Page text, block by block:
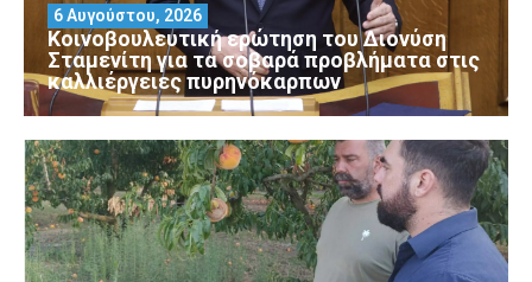
Κοινοβουλευτική ερώτηση του Διονύση
Σταμενίτη για τα σοβαρά προβλήματα στις
καλλιέργειες πυρηνόκαρπων
6 Αυγούστου, 2026